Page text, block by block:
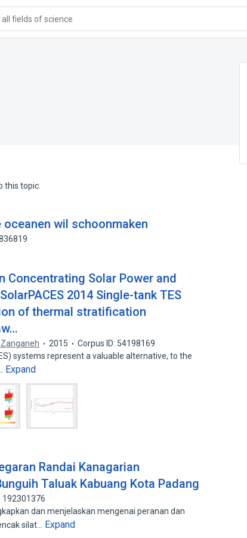
fields of science
this topic.
oceanen wil schoonmaken
Concentrating Solar Power and
2014 Single-tank TES
of thermal stratification
Zanganeh 2015
Corpus ID: 54198169
systems represent a valuable alternative, to the
Expand
Randai Kanagarian
Taluak Kabuang Kota Padang
192301376
dan menjelaskan mengenai peranan dan
silat…
Expand